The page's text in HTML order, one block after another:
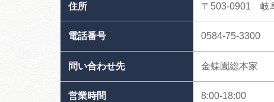
住所 〒503-0901 岐
電話番号 0584-75-3300
問い合わせ先 金蝶園総本家
営業時間 8:00-18:00